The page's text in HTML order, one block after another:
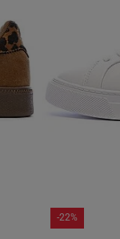
-22%